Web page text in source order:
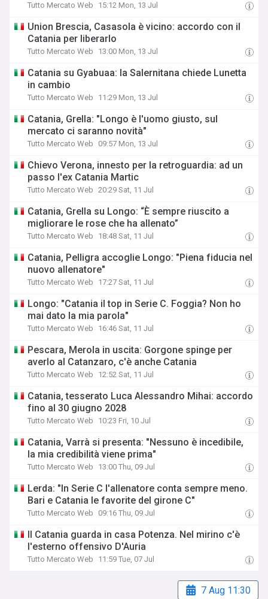
Tutto Mercato Web 15:12 Mon, 13 Jul
Union Brescia, Casasola è vicino: accordo con il
Catania per liberarlo
Tutto Mercato Web 13:00 Mon, 13 Jul
Catania su Gyabuaa: la Salernitana chiede Lunetta
in cambio
Tutto Mercato Web 11:29 Mon, 13 Jul
Catania, Grella: "Longo è l'uomo giusto, sul
mercato ci saranno novità"
Tutto Mercato Web 09:57 Mon, 13 Jul
Chievo Verona, innesto per la retroguardia: ad un
passo l'ex Catania Martic
Tutto Mercato Web 20:29 Sat, 11 Jul
Catania, Grella su Longo: “È sempre riuscito a
migliorare le rose che ha allenato”
Tutto Mercato Web 18:48 Sat, 11 Jul
Catania, Pelligra accoglie Longo: "Piena fiducia nel
nuovo allenatore"
Tutto Mercato Web 17:27 Sat, 11 Jul
Longo: "Catania il top in Serie C. Foggia? Non ho
mai dato la mia parola"
Tutto Mercato Web 16:46 Sat, 11 Jul
Pescara, Merola in uscita: Gorgone spinge per
averlo al Catanzaro, c'è anche Catania
Tutto Mercato Web 12:52 Sat, 11 Jul
Catania, tesserato Luca Alessandro Mihai: accordo
fino al 30 giugno 2028
Tutto Mercato Web 10:23 Fri, 10 Jul
Catania, Varrà si presenta: "Nessuno è incedibile,
la mia credibilità viene prima"
Tutto Mercato Web 13:00 Thu, 09 Jul
Lerda: "In Serie C l'allenatore conta sempre meno.
Bari e Catania le favorite del girone C"
Tutto Mercato Web 09:16 Thu, 09 Jul
Il Catania guarda in casa Potenza. Nel mirino c'è
l'esterno offensivo D'Auria
Tutto Mercato Web 11:59 Tue, 07 Jul
7 Aug 11:30